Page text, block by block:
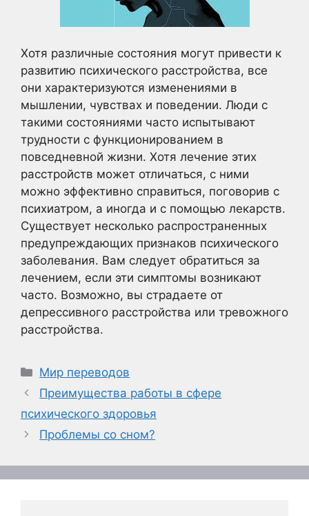
Хотя различные состояния могут привести к
развитию психического расстройства, все
они характеризуются изменениями в
мышлении, чувствах и поведении. Люди с
такими состояниями часто испытывают
трудности с функционированием в
повседневной жизни. Хотя лечение этих
расстройств может отличаться, с ними
можно эффективно справиться, поговорив с
психиатром, а иногда и с помощью лекарств.
Существует несколько распространенных
предупреждающих признаков психического
заболевания. Вам следует обратиться за
лечением, если эти симптомы возникают
часто. Возможно, вы страдаете от
депрессивного расстройства или тревожного
расстройства.
Рубрики
Мир переводов
Преимущества работы в сфере
психического здоровья
Проблемы со сном?